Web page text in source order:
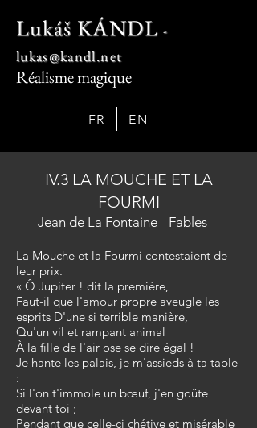
Lukáš KÁNDL-
lukas@kandl.net
Réalisme magique
FR EN
IV.3 LA MOUCHE ET LA
FOURMI
Jean de La Fontaine - Fables
La Mouche et la Fourmi contestaient de
leur prix.
« Ô Jupiter ! dit la première,
Faut-il que l'amour propre aveugle les
esprits D'une si terrible manière,
Qu'un vil et rampant animal
À la fille de l'air ose se dire égal !
Je hante les palais, je m'assieds à ta table
:
Si l'on t'immole un bœuf, j'en goûte
devant toi ;
Pendant que celle-ci chétive et misérable